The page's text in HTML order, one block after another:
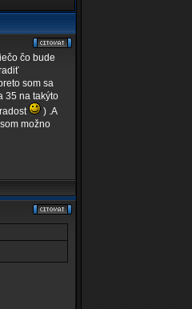
čo bude
som sa
35 na takýto
) .A
možno